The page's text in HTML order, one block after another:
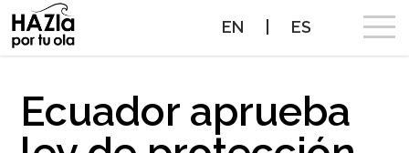
CAMPAÑA
OLAS A PROTEGER
EN ES
Ecuador aprueba